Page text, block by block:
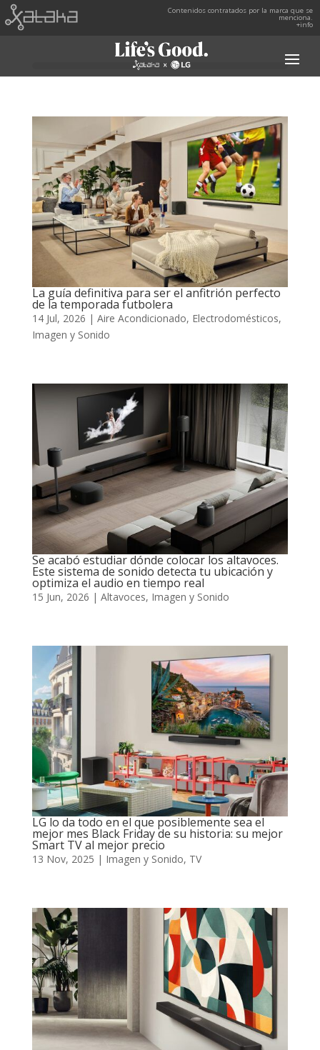
Contenidos contratados por la marca que se
menciona.
+info
La guía definitiva para ser el anfitrión perfecto
de la temporada futbolera
14 Jul, 2026 | Aire Acondicionado, Electrodomésticos,
Imagen y Sonido
Se acabó estudiar dónde colocar los altavoces.
Este sistema de sonido detecta tu ubicación y
optimiza el audio en tiempo real
15 Jun, 2026 | Altavoces, Imagen y Sonido
LG lo da todo en el que posiblemente sea el
mejor mes Black Friday de su historia: su mejor
Smart TV al mejor precio
13 Nov, 2025 | Imagen y Sonido, TV